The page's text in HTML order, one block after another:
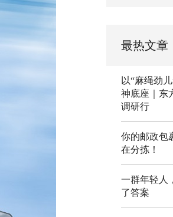
最热文章
以“麻绳劲
神底座｜东
调研行
你的邮政包
在分拣！
一群年轻人
了答案